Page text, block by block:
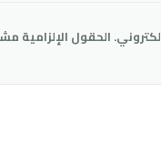
الحقول الإلزامية